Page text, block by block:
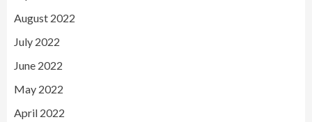
August 2022
July 2022
June 2022
May 2022
April 2022